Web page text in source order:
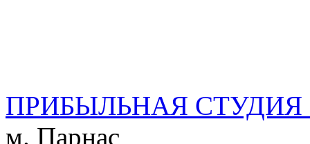
ПРИБЫЛЬНАЯ СТУДИЯ
м. Парнас